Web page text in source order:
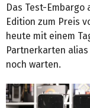
Das Test-Embargo
Edition zum Preis
heute mit einem
Partnerkarten
noch warten.